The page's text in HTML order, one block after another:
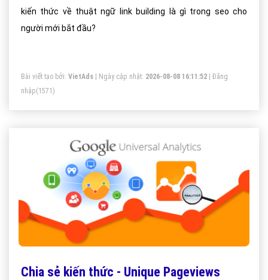
kiến thức về thuật ngữ link building là gì trong seo cho
người mới bắt đầu?
Bài viết tạo bởi: VietAds | Ngày cập nhật: 2026-08-08 16:11:52
Đăng
nhập(1571)
Chia sẻ kiến thức - Unique Pageviews